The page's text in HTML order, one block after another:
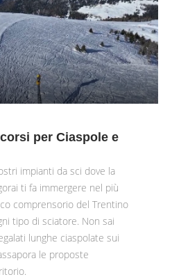
per Ciaspole e
impianti da sci dove la
ti fa immergere nel più
comprensorio del Trentino
tipo di sciatore. Non sai
lunghe ciaspolate sui
le proposte